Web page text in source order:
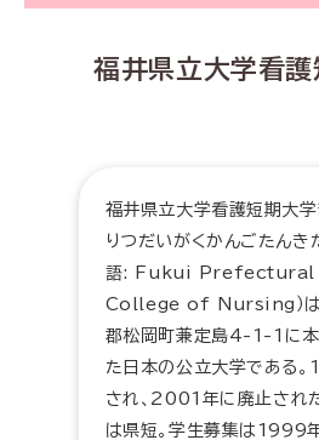
福井県立大学看
福井県立大学看護短期大学
りつだいがくかんごたんき
語: Fukui
College of Nursing）は
郡松岡町兼定島4-1-1に本
た日本の公立大学である
され、2001年に廃止され
は県短。学生募集は1999